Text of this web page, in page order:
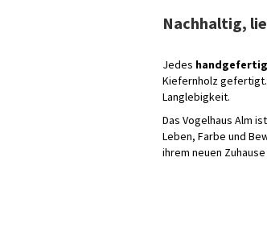
Nachhaltig,
Jedes
Kiefernholz
Langlebigkeit.
Das Vogelhaus Alm
Leben, Farbe und
ihrem neuen